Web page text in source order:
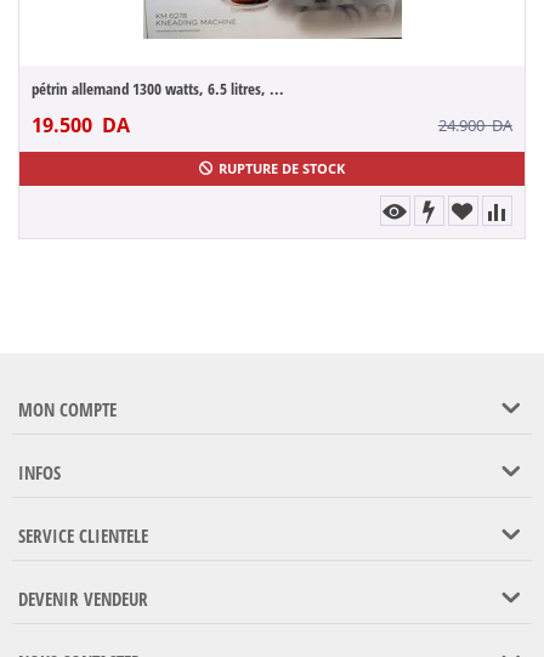
pétrin allemand 1300 watts, 6.5 litres, ...
19.500 DA 24.900DA
RUPTURE DE STOCK
MON COMPTE
INFOS
SERVICE CLIENTELE
DEVENIR VENDEUR